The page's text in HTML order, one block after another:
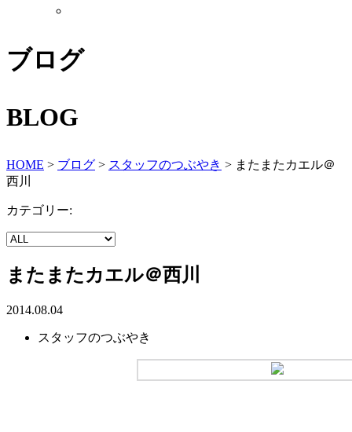
ブログ
BLOG
HOME > ブログ > スタッフのつぶやき > またまたカエル＠
西川
カテゴリー:
またまたカエル＠西川
2014.08.04
スタッフのつぶやき